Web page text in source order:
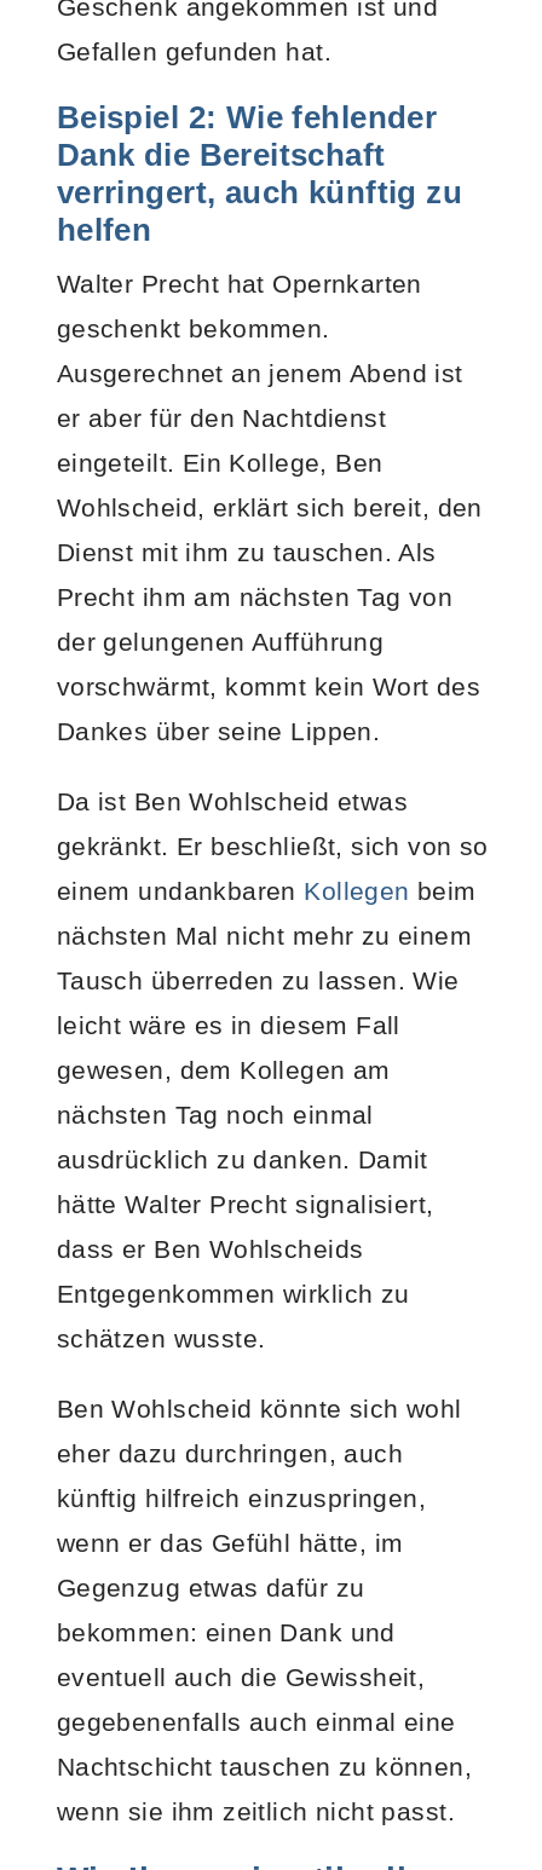
Geschenk angekommen ist und
Gefallen gefunden hat.
Beispiel 2: Wie fehlender
Dank die Bereitschaft
verringert, auch künftig zu
helfen
Walter Precht hat Opernkarten
geschenkt bekommen.
Ausgerechnet an jenem Abend ist
er aber für den Nachtdienst
eingeteilt. Ein Kollege, Ben
Wohlscheid, erklärt sich bereit, den
Dienst mit ihm zu tauschen. Als
Precht ihm am nächsten Tag von
der gelungenen Aufführung
vorschwärmt, kommt kein Wort des
Dankes über seine Lippen.
Da ist Ben Wohlscheid etwas
gekränkt. Er beschließt, sich von so
einem undankbaren Kollegen beim
nächsten Mal nicht mehr zu einem
Tausch überreden zu lassen. Wie
leicht wäre es in diesem Fall
gewesen, dem Kollegen am
nächsten Tag noch einmal
ausdrücklich zu danken. Damit
hätte Walter Precht signalisiert,
dass er Ben Wohlscheids
Entgegenkommen wirklich zu
schätzen wusste.
Ben Wohlscheid könnte sich wohl
eher dazu durchringen, auch
künftig hilfreich einzuspringen,
wenn er das Gefühl hätte, im
Gegenzug etwas dafür zu
bekommen: einen Dank und
eventuell auch die Gewissheit,
gegebenenfalls auch einmal eine
Nachtschicht tauschen zu können,
wenn sie ihm zeitlich nicht passt.